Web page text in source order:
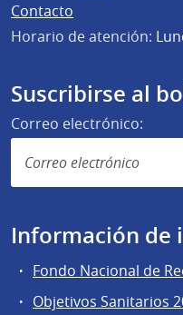
Contacto
Horario de atención:
Suscribirse al
Correo electrónico:
Información de
Fondo Nacional de
Objetivos Sanitarios